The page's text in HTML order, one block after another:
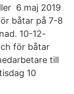
6 maj 2019
båtar på 7-8
10-12-
för båtar
till
10